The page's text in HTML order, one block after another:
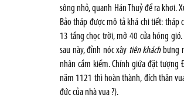
sông nhỏ, quanh Hán Thuỷ để ra khơi.
Bảo tháp đư­ợc mô tả khá chi tiết: tháp
13 tầng chọc trời, mở 40 cửa hóng
sau này, đỉnh nóc xây tiên kháchb­ưng
nhân cầm kiếm. Chính giữa đặt t­ượng
năm 1121 thì hoàn thành, đích thân
đức của nhà vua ?).